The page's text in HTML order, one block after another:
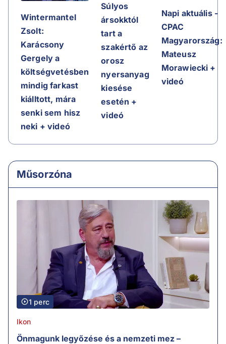
Wintermantel
Zsolt:
Karácsony
Gergely a
költségvetésben
mindig farkast
kiálltott, mára
senki sem hisz
neki + videó
Súlyos
ársokktól
tart a
szakértő az
orosz
nyersanyag
kiesése
esetén +
videó
Napi aktuális -
CPAC
Magyarország:
Mateusz
Morawiecki +
videó
Műsorzóna
1 perc
Ikon
Önmagunk legyőzése és a nemzeti mez –